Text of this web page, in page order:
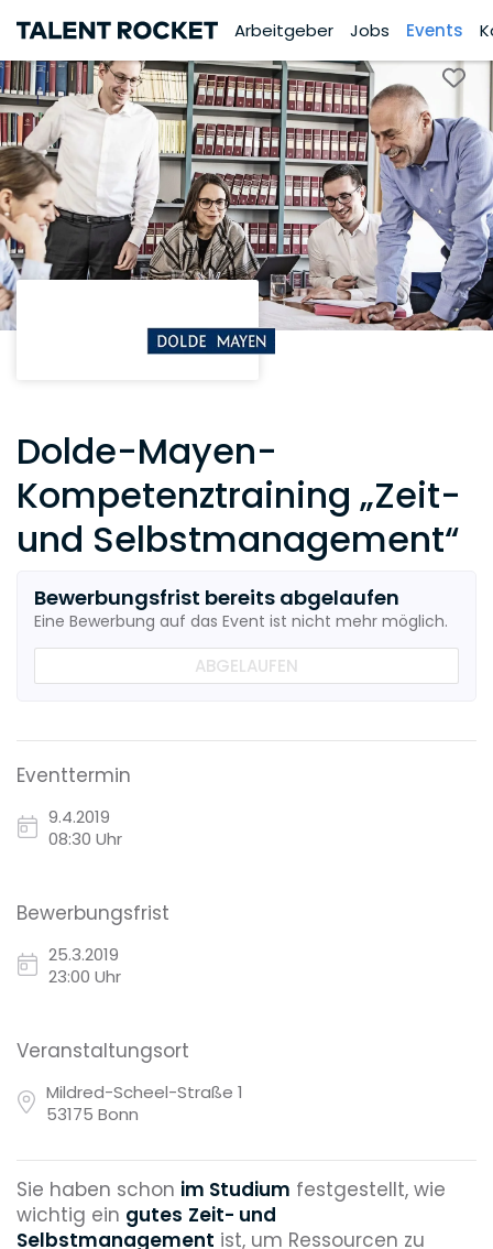
Arbeitgeber Jobs Events
Dolde-Mayen-
Kompetenztraining „Zeit-
und Selbstmanagement“
Bewerbungsfrist bereits abgelaufen
Eine Bewerbung auf das Event ist nicht mehr möglich.
ABGELAUFEN
Eventtermin
9.4.2019
08:30 Uhr
Bewerbungsfrist
25.3.2019
23:00 Uhr
Veranstaltungsort
Mildred-Scheel-Straße 1
53175 Bonn
Sie haben schon im Studium festgestellt, wie
wichtig ein gutes Zeit- und
Selbstmanagement ist, um Ressourcen zu